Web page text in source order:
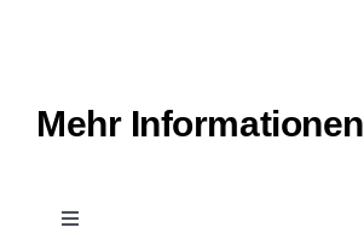
Mehr Informationen
Toggle